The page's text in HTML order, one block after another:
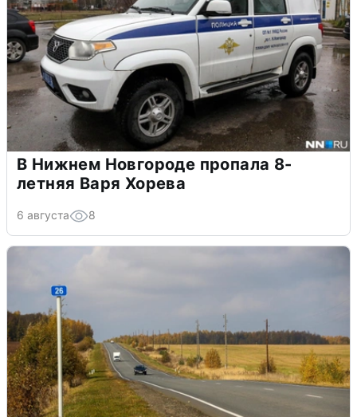
В Нижнем Новгороде пропала 8-
летняя Варя Хорева
6 августа 8